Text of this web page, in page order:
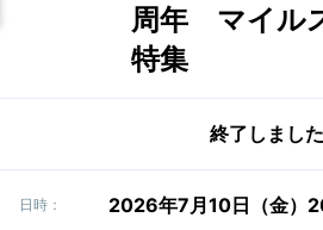
周年 マイル
特集
終了しました
日時： 2026年7月10日（金）